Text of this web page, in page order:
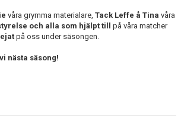
våra grymma materialare, Tack Leffe å Tina våra
och alla som hjälpt till på våra matcher
på oss under säsongen.
nästa säsong!